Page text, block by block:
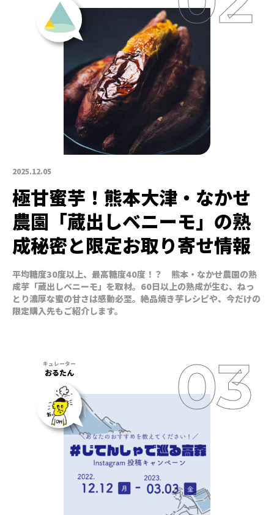
2025.12.05
極甘蜜芋！熊本大津・なかせ
農園「蔵出しベニーモ」の熟
成秘密と限定お取り寄せ情報
平均糖度30度以上、最高糖度40度！？ 熊本・なかせ農園の熟
成芋「蔵出しベニーモ」を取材。60日以上の熟成が生む、ねっ
とり濃厚な蜜の甘さは感動必至。絶品焼き芋レシピや、今だけの
限定購入先もご紹介します。
おるたん